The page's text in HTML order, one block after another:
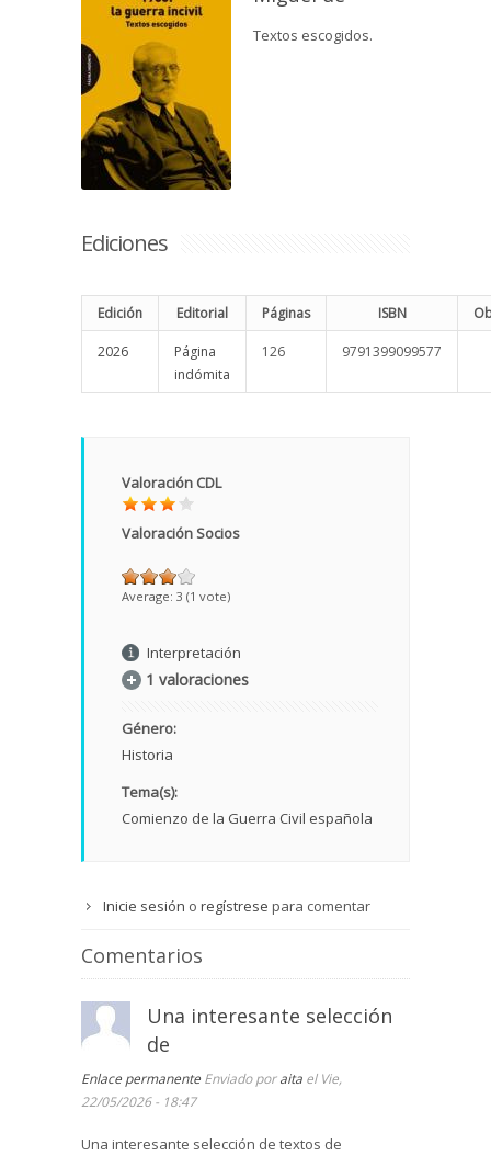
Textos escogidos.
Ediciones
Edición Editorial Páginas ISBN
2026
Página
indómita
126 9791399099577
Valoración CDL
Valoración Socios
Average: 3 (1 vote)
Interpretación
1 valoraciones
Género:
Historia
Tema(s):
Comienzo de la Guerra Civil española
Inicie sesión o regístrese para comentar
Comentarios
Una interesante selección
de
Enlace permanente Enviado poraita el Vie,
22/05/2026 - 18:47
Una interesante selección de textos de